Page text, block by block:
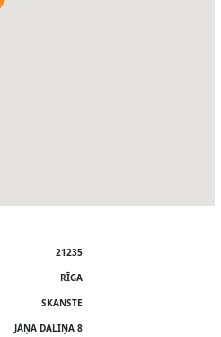
21235
RĪGA
SKANSTE
JĀŅA DALIŅA 8